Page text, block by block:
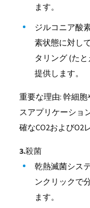
ます。
ジルコニア酸
素状態に対し
タリング (た
提供します。
重要な理由: 幹細
スアプリケーショ
確なCO2およびO2
3.殺菌
乾熱滅菌システ
ンクリックで
ます。